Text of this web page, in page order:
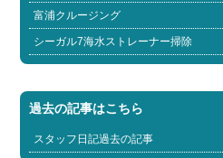
富浦クルージング
シーガル7海水ストレーナー掃除
過去の記事はこちら
スタッフ日記過去の記事